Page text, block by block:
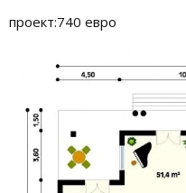
проект:740 евро